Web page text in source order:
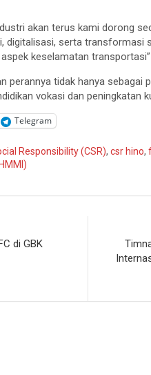
akan terus kami dorong
digitalisasi, serta
keselamatan
perannya tidak hanya sebagai
vokasi dan peningkatan
Telegram
Responsibility (CSR), csr hino,
di GBK